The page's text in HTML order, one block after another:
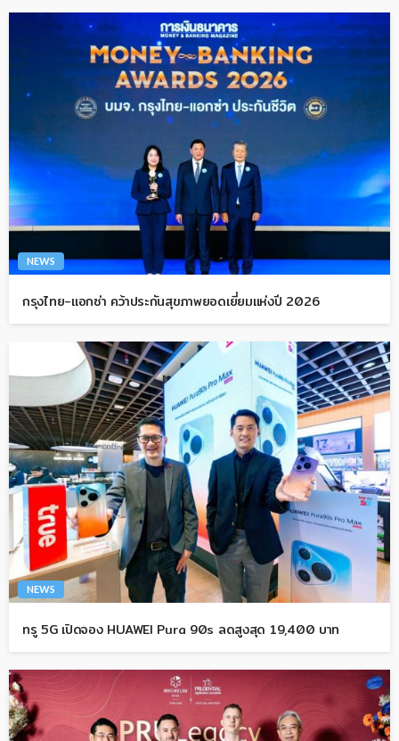
NEWS
กรุงไทย-แอกซ่า คว้าประกันสุขภาพยอดเยี่ยมแห่งปี 2026
NEWS
ทรู 5G เปิดจอง HUAWEI Pura 90s ลดสูงสุด 19,400 บาท